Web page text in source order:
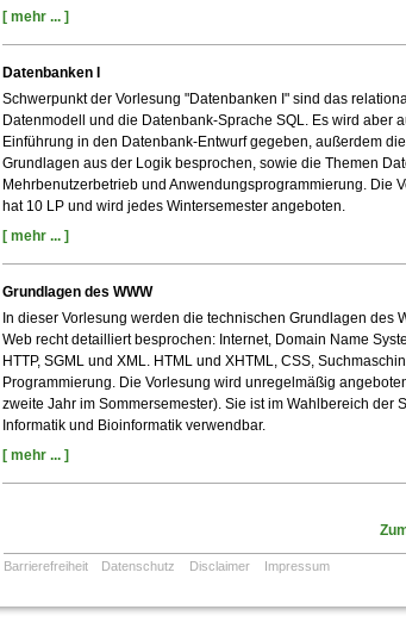
[ mehr ... ]
Datenbanken I
Schwerpunkt der Vorlesung "Datenbanken I" sind das
Datenmodell und die Datenbank-Sprache SQL. Es wird aber
Einführung in den Datenbank-Entwurf gegeben, außerdem
Grundlagen aus der Logik besprochen, sowie die Themen
Mehrbenutzerbetrieb und Anwendungsprogrammierung. Die
hat 10 LP und wird jedes Wintersemester angeboten.
[ mehr ... ]
Grundlagen des WWW
In dieser Vorlesung werden die technischen Grundlagen des
Web recht detailliert besprochen: Internet, Domain Name
HTTP, SGML und XML. HTML und XHTML, CSS,
Programmierung. Die Vorlesung wird unregelmäßig
zweite Jahr im Sommersemester). Sie ist im Wahlbereich der
Informatik und Bioinformatik verwendbar.
[ mehr ... ]
Barrierefreiheit Datenschutz Disclaimer Impressum